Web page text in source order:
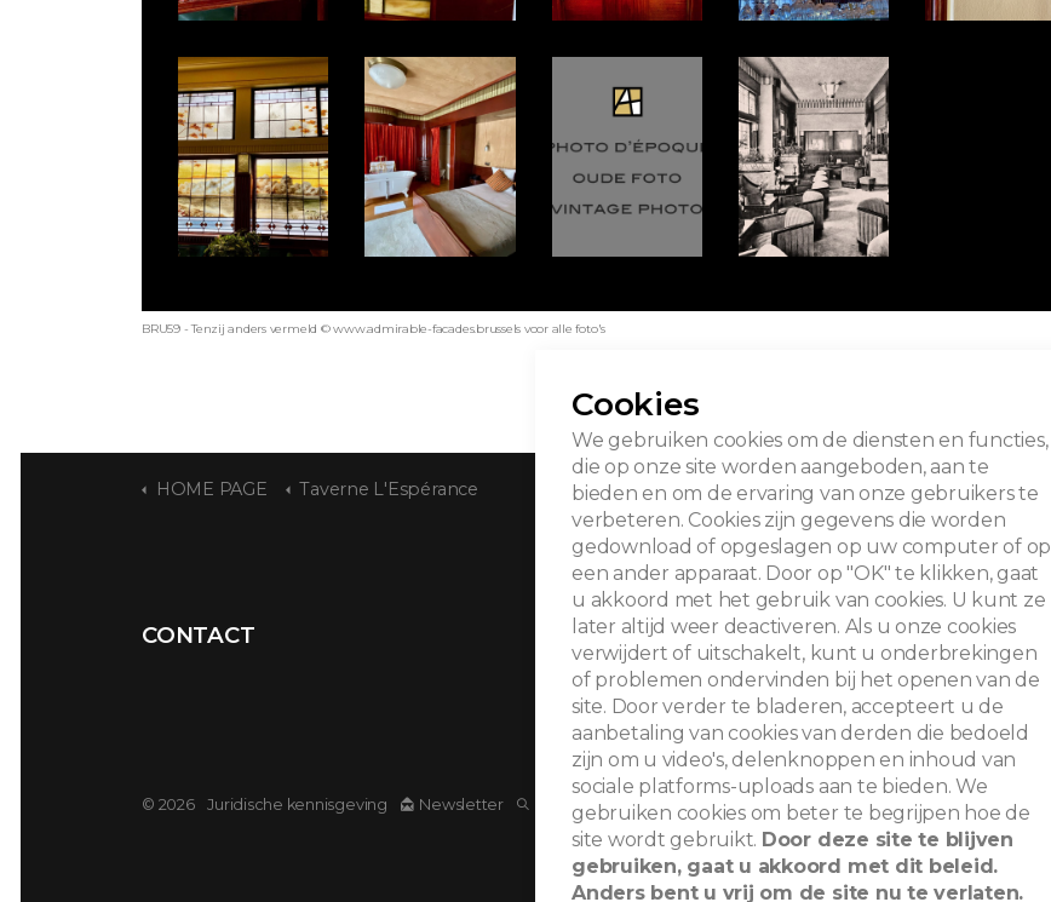
BRU59 - Tenzij anders vermeld © www.admirable-facades.brussels voor alle foto's
HOME PAGE Taverne L'Espérance
CONTACT
© 2026 Juridische kennisgeving Newsletter Zoeken
Cookies
We gebruiken cookies om de diensten en functies,
die op onze site worden aangeboden, aan te
bieden en om de ervaring van onze gebruikers te
verbeteren. Cookies zijn gegevens die worden
gedownload of opgeslagen op uw computer of op
een ander apparaat. Door op "OK" te klikken, gaat
u akkoord met het gebruik van cookies. U kunt ze
later altijd weer deactiveren. Als u onze cookies
verwijdert of uitschakelt, kunt u onderbrekingen
of problemen ondervinden bij het openen van de
site. Door verder te bladeren, accepteert u de
aanbetaling van cookies van derden die bedoeld
zijn om u video's, delenknoppen en inhoud van
sociale platforms-uploads aan te bieden. We
gebruiken cookies om beter te begrijpen hoe de
site wordt gebruikt. Door deze site te blijven
gebruiken, gaat u akkoord met dit beleid.
Anders bent u vrij om de site nu te verlaten.